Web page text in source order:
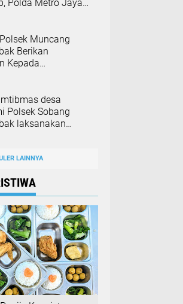
Polda Metro Jaya
Sejumlah
Muncang
Berikan
Kepada
desa
Polsek Sobang
laksanakan
Desa binaanya
LAINNYA